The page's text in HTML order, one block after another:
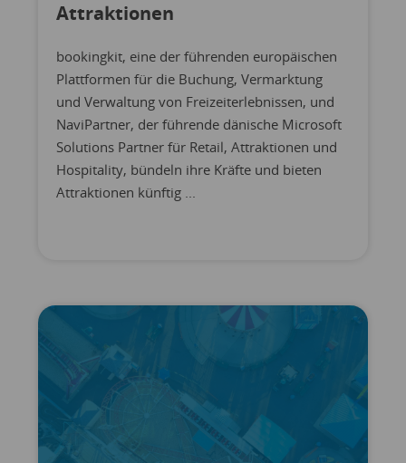
Attraktionen
bookingkit, eine der führenden europäischen
Plattformen für die Buchung, Vermarktung
und Verwaltung von Freizeiterlebnissen, und
NaviPartner, der führende dänische Microsoft
Solutions Partner für Retail, Attraktionen und
Hospitality, bündeln ihre Kräfte und bieten
Attraktionen künftig ...